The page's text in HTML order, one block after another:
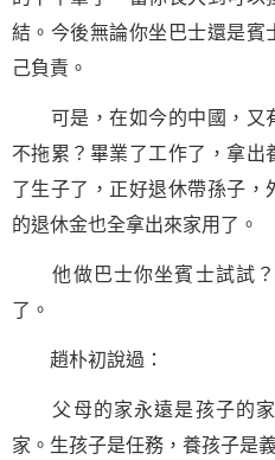
結。今後無論你坐巴士還是賓
己負責。
可是，在如今的中國，又
不拖累？畢業了工作了，拿
了生子了，正好退休帶孫子，
的退休金也全拿出來家用了。
他做巴士你坐賓士試試？
了。
趙朴初說過：
父母的家永遠是孩子的家
家。生孩子是任務，養孩子是